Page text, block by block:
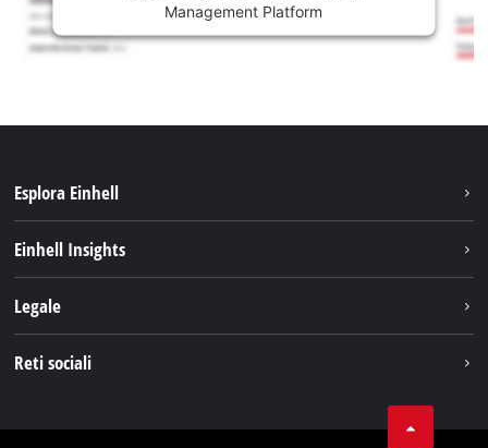
Management Platform
Esplora Einhell
Chi siamo
Einhell Insights
Einhell prodotti
Legale
Reti sociali